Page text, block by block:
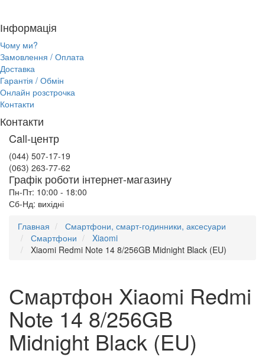
Інформація
Чому ми?
Замовлення / Оплата
Доставка
Гарантія / Обмін
Онлайн розстрочка
Контакти
Контакти
Call-центр
(044) 507-17-19
(063) 263-77-62
Графік роботи інтернет-магазину
Пн-Пт: 10:00 - 18:00
Сб-Нд: вихідні
Главная
Смартфони, смарт-годинники, аксесуари
Смартфони
Xiaomi
Xiaomi Redmi Note 14 8/256GB Midnight Black (EU)
Смартфон Xiaomi Redmi
Note 14 8/256GB
Midnight Black (EU)